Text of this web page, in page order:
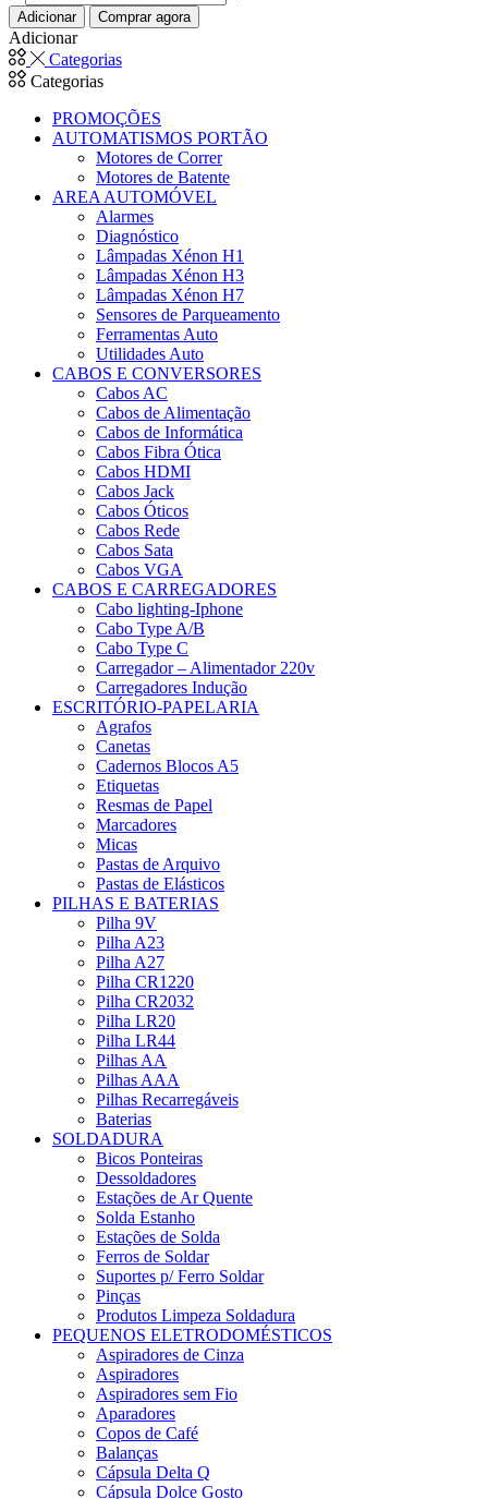
de
Cabo
HDMI
2.0
macho
macho
Adicionar Comprar agora
Adicionar
Categorias
Categorias
PROMOÇÕES
AUTOMATISMOS PORTÃO
Motores de Correr
Motores de Batente
AREA AUTOMÓVEL
Alarmes
Diagnóstico
Lâmpadas Xénon H1
Lâmpadas Xénon H3
Lâmpadas Xénon H7
Sensores de Parqueamento
Ferramentas Auto
Utilidades Auto
CABOS E CONVERSORES
Cabos AC
Cabos de Alimentação
Cabos de Informática
Cabos Fibra Ótica
Cabos HDMI
Cabos Jack
Cabos Óticos
Cabos Rede
Cabos Sata
Cabos VGA
CABOS E CARREGADORES
Cabo lighting-Iphone
Cabo Type A/B
Cabo Type C
Carregador – Alimentador 220v
Carregadores Indução
ESCRITÓRIO-PAPELARIA
Agrafos
Canetas
Cadernos Blocos A5
Etiquetas
Resmas de Papel
Marcadores
Micas
Pastas de Arquivo
Pastas de Elásticos
PILHAS E BATERIAS
Pilha 9V
Pilha A23
Pilha A27
Pilha CR1220
Pilha CR2032
Pilha LR20
Pilha LR44
Pilhas AA
Pilhas AAA
Pilhas Recarregáveis
Baterias
SOLDADURA
Bicos Ponteiras
Dessoldadores
Estações de Ar Quente
Solda Estanho
Estações de Solda
Ferros de Soldar
Suportes p/ Ferro Soldar
Pinças
Produtos Limpeza Soldadura
PEQUENOS ELETRODOMÉSTICOS
Aspiradores de Cinza
Aspiradores
Aspiradores sem Fio
Aparadores
Copos de Café
Balanças
Cápsula Delta Q
Cápsula Dolce Gosto